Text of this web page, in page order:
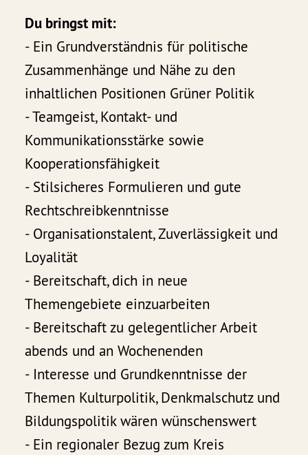
Du bringst mit:
- Ein Grundverständnis für politische
Zusammenhänge und Nähe zu den
inhaltlichen Positionen Grüner Politik
- Teamgeist, Kontakt- und
Kommunikationsstärke sowie
Kooperationsfähigkeit
- Stilsicheres Formulieren und gute
Rechtschreibkenntnisse
- Organisationstalent, Zuverlässigkeit und
Loyalität
- Bereitschaft, dich in neue
Themengebiete einzuarbeiten
- Bereitschaft zu gelegentlicher Arbeit
abends und an Wochenenden
- Interesse und Grundkenntnisse der
Themen Kulturpolitik, Denkmalschutz und
Bildungspolitik wären wünschenswert
- Ein regionaler Bezug zum Kreis